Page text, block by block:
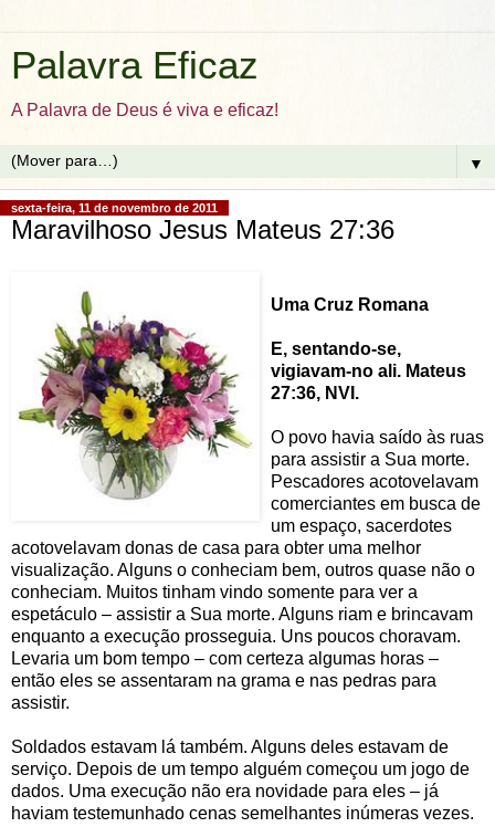
Palavra Eficaz
A Palavra de Deus é viva e eficaz!
▼
sexta-feira, 11 de novembro de 2011
Maravilhoso Jesus Mateus 27:36
Uma Cruz Romana
E, sentando-se,
vigiavam-no ali. Mateus
27:36, NVI.
O povo havia saído às ruas
para assistir a Sua morte.
Pescadores acotovelavam
comerciantes em busca de
um espaço, sacerdotes
acotovelavam donas de casa para obter uma melhor
visualização. Alguns o conheciam bem, outros quase não o
conheciam. Muitos tinham vindo somente para ver a
espetáculo – assistir a Sua morte. Alguns riam e brincavam
enquanto a execução prosseguia. Uns poucos choravam.
Levaria um bom tempo – com certeza algumas horas –
então eles se assentaram na grama e nas pedras para
assistir.
Soldados estavam lá também. Alguns deles estavam de
serviço. Depois de um tempo alguém começou um jogo de
dados. Uma execução não era novidade para eles – já
haviam testemunhado cenas semelhantes inúmeras vezes.